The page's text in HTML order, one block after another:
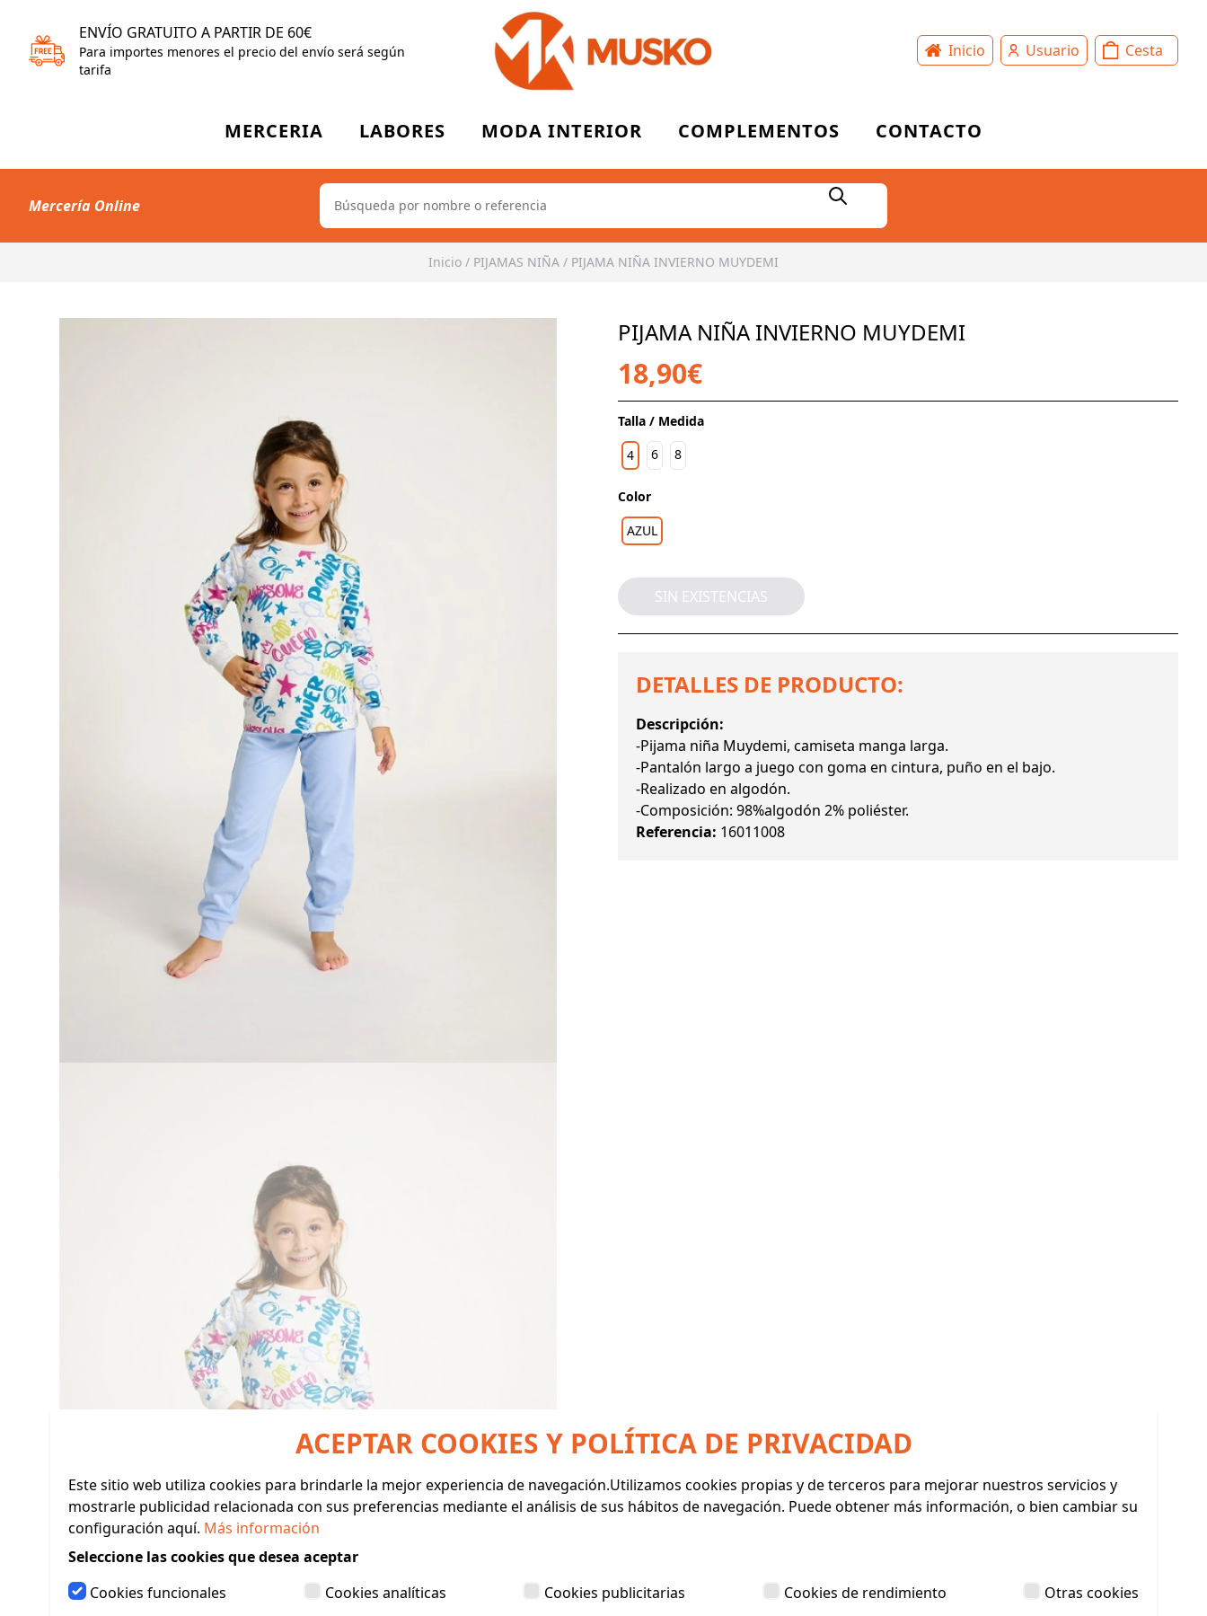
ENVÍO GRATUITO A PARTIR DE 60€
Para importes menores el precio del envío será según
tarifa
Inicio Usuario Cesta
MERCERIA LABORES MODA INTERIOR COMPLEMENTOS CONTACTO
Mercería Online
Inicio / PIJAMAS NIÑA / PIJAMA NIÑA INVIERNO MUYDEMI
PIJAMA NIÑA INVIERNO MUYDEMI
18,90€
Talla / Medida
4
6 8
Color
AZUL
SIN EXISTENCIAS
DETALLES DE PRODUCTO:
Descripción:
-Pijama niña Muydemi, camiseta manga larga.
-Pantalón largo a juego con goma en cintura, puño en el bajo.
-Realizado en algodón.
-Composición: 98%algodón 2% poliéster.
Referencia: 16011008
ACEPTAR COOKIES Y POLÍTICA DE PRIVACIDAD
Este sitio web utiliza cookies para brindarle la mejor experiencia de navegación.Utilizamos cookies propias y de terceros para mejorar nuestros servicios y
mostrarle publicidad relacionada con sus preferencias mediante el análisis de sus hábitos de navegación. Puede obtener más información, o bien cambiar su
configuración aquí. Más información
Seleccione las cookies que desea aceptar
Cookies funcionales
Cookies analíticas Cookies publicitarias Cookies de rendimiento Otras cookies